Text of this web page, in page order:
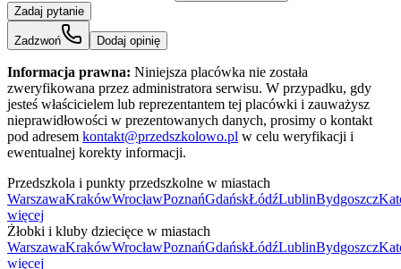
Zadaj pytanie
Zadzwoń Dodaj opinię
Informacja prawna: Niniejsza placówka nie została
zweryfikowana przez administratora serwisu. W przypadku, gdy
jesteś właścicielem lub reprezentantem tej placówki i zauważysz
nieprawidłowości w prezentowanych danych, prosimy o kontakt
pod adresem kontakt@przedszkolowo.pl w celu weryfikacji i
ewentualnej korekty informacji.
Przedszkola i punkty przedszkolne w miastach
WarszawaKrakówWrocławPoznańGdańskŁódźLublinBydgoszcz
więcej
Żłobki i kluby dziecięce w miastach
WarszawaKrakówWrocławPoznańGdańskŁódźLublinBydgoszcz
więcej